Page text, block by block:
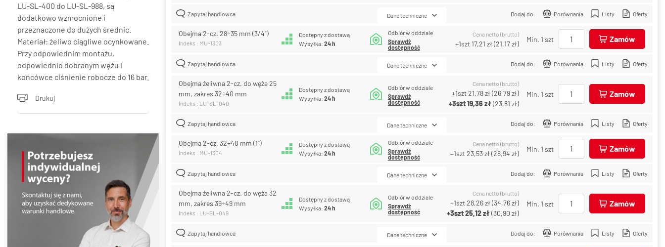
LU-SL-400 do LU-SL-988, są
dodatkowo wzmocnione i
przeznaczone do dużych średnic.
Materiał: żeliwo ciągliwe ocynkowane.
Przy odpowiednim montażu,
odpowiednio dobranym wężu i
końcówce ciśnienie robocze do 16 bar.
Drukuj
Zapytaj handlowca Dodaj do: Porównania Listy Oferty
Dane techniczne
Obejma 2-cz. 28÷35 mm (3/4")
Indeks : MU-1303
Dostępny z dostawą
Wysyłka:24 h
Odbiór w oddziale
Sprawdź
dostępność
Cena netto (brutto)
+1szt 17,21 zł(21,17 zł)
Min. 1 szt Zamów
Zapytaj handlowca Dodaj do: Porównania Listy Oferty
Dane techniczne
Obejma żeliwna 2-cz. do węża 25
mm, zakres 32÷40 mm
Indeks : LU-SL-040
Dostępny z dostawą
Wysyłka:24 h
Odbiór w oddziale
Sprawdź
dostępność
Cena netto (brutto)
+1szt21,78 zł(26,79 zł)
+3szt19,36 zł(23,81 zł)
Min. 1 szt Zamów
Zapytaj handlowca Dodaj do: Porównania Listy Oferty
Dane techniczne
Obejma 2-cz. 32÷40 mm (1")
Indeks : MU-1304
Dostępny z dostawą
Wysyłka:24 h
Odbiór w oddziale
Sprawdź
dostępność
Cena netto (brutto)
+1szt23,53 zł(28,94 zł)
Min. 1 szt Zamów
Zapytaj handlowca Dodaj do: Porównania Listy Oferty
Dane techniczne
Obejma żeliwna 2-cz. do węża 32
mm, zakres 39÷49 mm
Indeks : LU-SL-049
Dostępny z dostawą
Wysyłka:24 h
Odbiór w oddziale
Sprawdź
dostępność
Cena netto (brutto)
+1szt28,26 zł(34,76 zł)
+3szt25,12 zł(30,90 zł)
Min. 1 szt Zamów
Zapytaj handlowca Dodaj do: Porównania Listy Oferty
Dane techniczne